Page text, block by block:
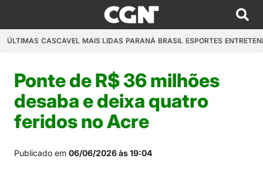
ÚLTIMAS CASCAVEL MAIS LIDAS PARANÁ BRASIL ESPORTES
Ponte de R$ 36 milhões
desaba e deixa quatro
feridos no Acre
Publicado em 06/06/2026 às 19:04